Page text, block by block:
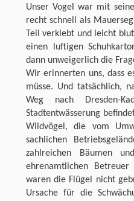
Unser Vogel war mit
recht schnell als
Teil verklebt und leicht
einen luftigen
dann unweigerlich die
Wir erinnerten uns, dass
müsse. Und tatsächlich,
Weg nach Dresden-
Stadtentwässerung
Wildvögel, die vom
sachlichen
zahlreichen Bäumen
ehrenamtlichen
waren die Flügel nicht
Ursache für die